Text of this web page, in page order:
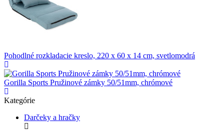
Pohodlné rozkladacie kreslo, 220 x 60 x 14 cm, svetlomodrá
Gorilla Sports Pružinové zámky 50/51mm, chrómové
Kategórie
Darčeky a hračky